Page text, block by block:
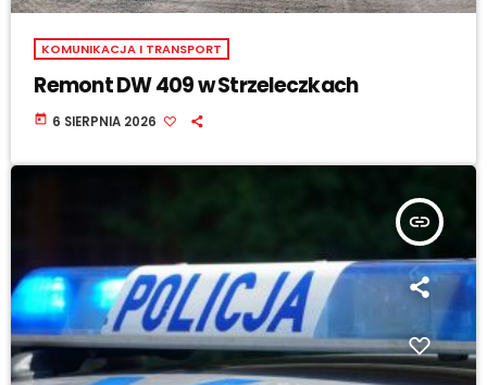
KOMUNIKACJA I TRANSPORT
Remont DW 409 w Strzeleczkach
today 6 SIERPNIA 2026
insert_link